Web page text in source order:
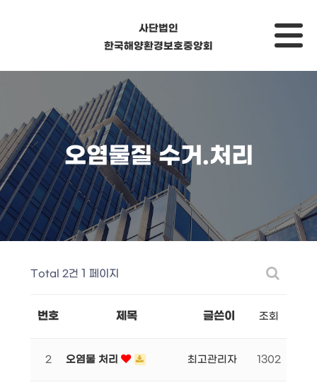
사단법인
한국해양환경보호중앙회
오염물질 수거.처리
Total 2건 1 페이지
번호 제목 글쓴이 조회
2 오염물 처리 최고관리자 1302